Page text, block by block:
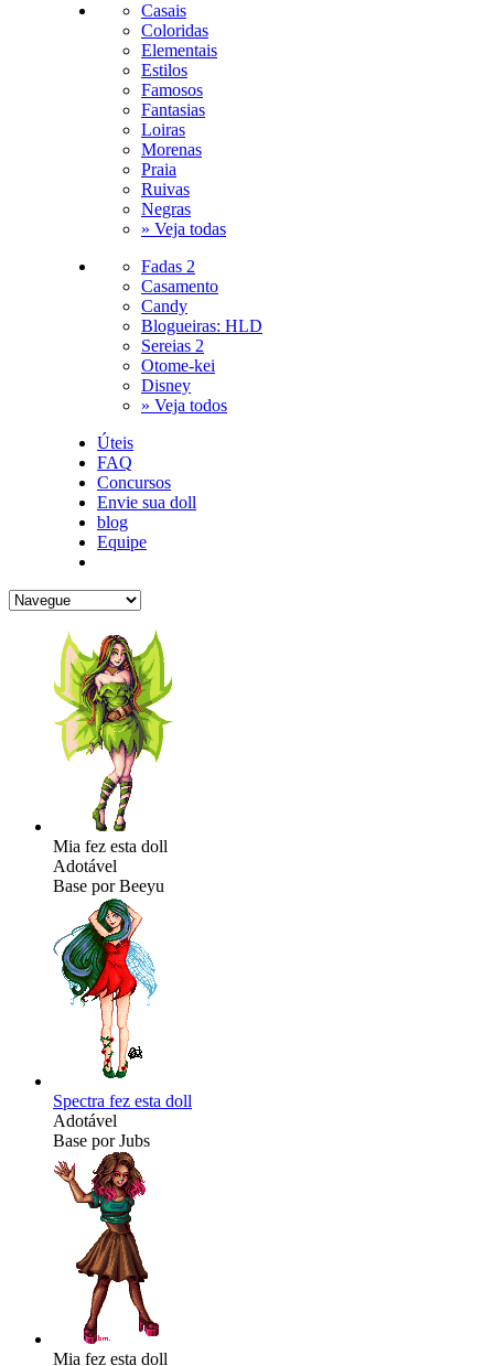
Casais
Coloridas
Elementais
Estilos
Famosos
Fantasias
Loiras
Morenas
Praia
Ruivas
Negras
» Veja todas
Fadas 2
Casamento
Candy
Blogueiras: HLD
Sereias 2
Otome-kei
Disney
» Veja todos
Úteis
FAQ
Concursos
Envie sua doll
blog
Equipe
Mia fez esta doll
Adotável
Base por Beeyu
Spectra fez esta doll
Adotável
Base por Jubs
Mia fez esta doll